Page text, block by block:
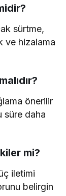
sürtme,
ve hizalama
önerilir
süre daha
mi?
iletimi
belirgin